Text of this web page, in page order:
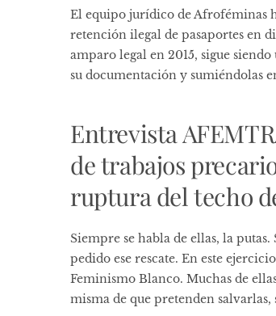
El equipo jurídico de Afroféminas
retención ilegal de pasaportes en
amparo legal en 2015, sigue
su documentación y sumiéndolas
Entrevista
de trabajos
ruptura del techo
Siempre se habla de ellas, la
pedido ese rescate. En este
Feminismo Blanco. Muchas de
misma de que pretenden